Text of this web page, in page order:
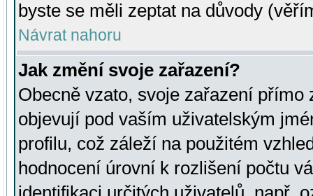
byste se měli zeptat na důvody
Návrat nahoru
Jak změní svoje zařazení?
Obecně vzato, svoje zařazení přímo
objevují pod vaším uživatelským
profilu, což záleží na použitém
hodnocení úrovní k rozlišení počtu